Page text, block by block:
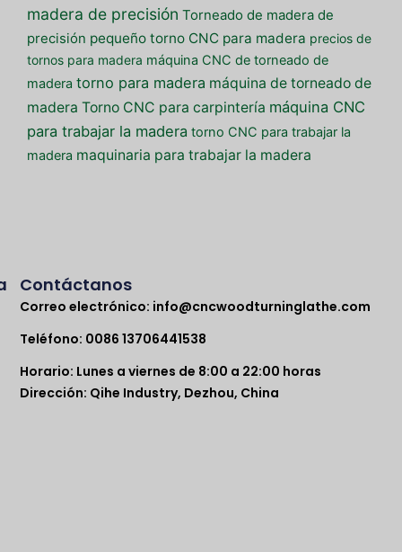
madera de precisión Torneado de madera de
precisión pequeño torno CNC para madera precios de
tornos para madera máquina CNC de torneado de
madera torno para madera máquina de torneado de
madera Torno CNC para carpintería máquina CNC
para trabajar la madera torno CNC para trabajar la
madera maquinaria para trabajar la madera
Contáctanos
Correo electrónico: info@cncwoodturninglathe.com
Teléfono: 0086 13706441538
Horario: Lunes a viernes de 8:00 a 22:00 horas
Dirección: Qihe Industry, Dezhou, China